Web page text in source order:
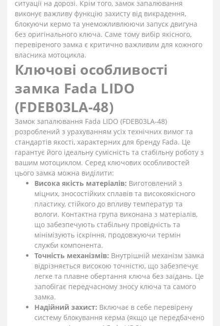
ситуації на дорозі. Крім того, замок запалювання
виконує важливу функцію захисту від викрадення,
блокуючи кермо та унеможливлюючи запуск двигуна
без оригінального ключа. Саме тому вибір якісного,
перевіреного замка є критично важливим для кожного
власника мотоцикла.
Ключові особливості
замка Fada LIDO
(FDEB03LA-48)
Замок запалювання Fada LIDO (FDEB03LA-48)
розроблений з урахуванням усіх технічних вимог та
стандартів якості, характерних для бренду Fada. Це
гарантує його ідеальну сумісність та стабільну роботу з
вашим мотоциклом. Серед ключових особливостей
цього замка можна виділити:
Висока якість матеріалів: Виготовлений з
міцних, зносостійких сплавів та високоякісного
пластику, стійкого до впливу температур та
вологи. Контактна група виконана з матеріалів,
що забезпечують стабільну провідність та
мінімізують іскріння, продовжуючи термін
служби компонента.
Точність механізмів: Внутрішній механізм замка
відрізняється високою точністю, що забезпечує
легке та плавне обертання ключа без заїдань. Це
запобігає передчасному зносу ключа та самого
замка.
Надійний захист: Включає в себе перевірену
систему блокування керма (якщо це передбачено